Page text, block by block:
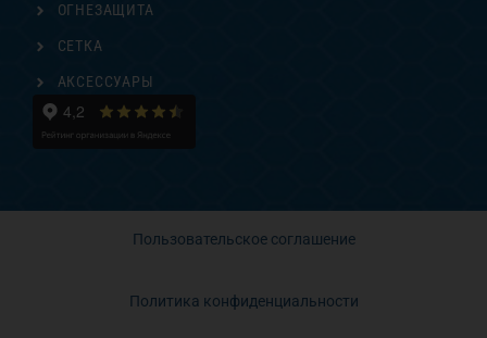
ОГНЕЗАЩИТА
СЕТКА
АКСЕССУАРЫ
Пользовательское соглашение
Политика конфиденциальности